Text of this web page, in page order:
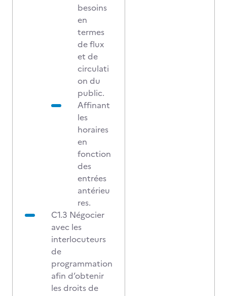
besoins
en
termes
de flux
et de
circulati
on du
public.
Affinant
les
horaires
en
fonction
des
entrées
antérieu
res.
C1.3 Négocier
avec les
interlocuteurs
de
programmation
afin d’obtenir
les droits de